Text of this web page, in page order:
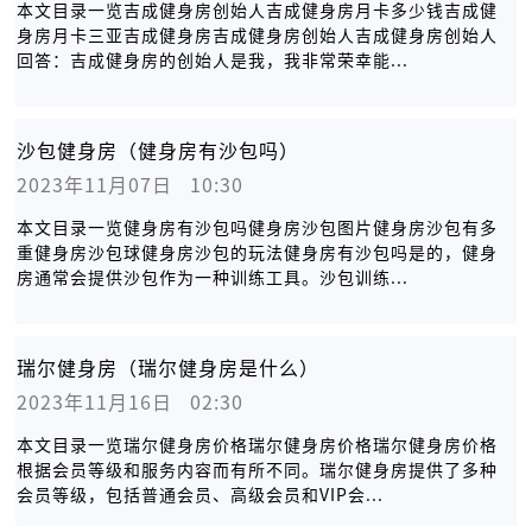
本文目录一览吉成健身房创始人吉成健身房月卡多少钱吉成健
身房月卡三亚吉成健身房吉成健身房创始人吉成健身房创始人
回答：吉成健身房的创始人是我，我非常荣幸能...
沙包健身房（健身房有沙包吗）
2023年11月07日   10:30
本文目录一览健身房有沙包吗健身房沙包图片健身房沙包有多
重健身房沙包球健身房沙包的玩法健身房有沙包吗是的，健身
房通常会提供沙包作为一种训练工具。沙包训练...
瑞尔健身房（瑞尔健身房是什么）
2023年11月16日   02:30
本文目录一览瑞尔健身房价格瑞尔健身房价格瑞尔健身房价格
根据会员等级和服务内容而有所不同。瑞尔健身房提供了多种
会员等级，包括普通会员、高级会员和VIP会...